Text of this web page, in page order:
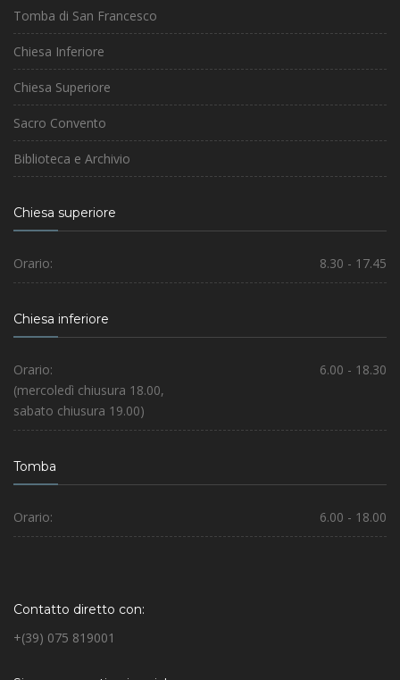
Tomba di San Francesco
Chiesa Inferiore
Chiesa Superiore
Sacro Convento
Biblioteca e Archivio
Chiesa superiore
Orario: 8.30 - 17.45
Chiesa inferiore
Orario:
6.00 - 18.30
(mercoledì chiusura 18.00,
sabato chiusura 19.00)
Tomba
Orario: 6.00 - 18.00
Contatto diretto con:
+(39) 075 819001